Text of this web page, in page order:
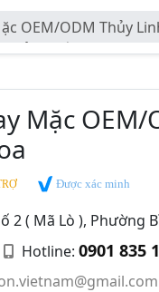
OEM/ODM Thủy
Sản Xuất May Mặc
Mặc
Được xác minh
2 ( Mã Lò ), Phường
Hotline: 0901 835